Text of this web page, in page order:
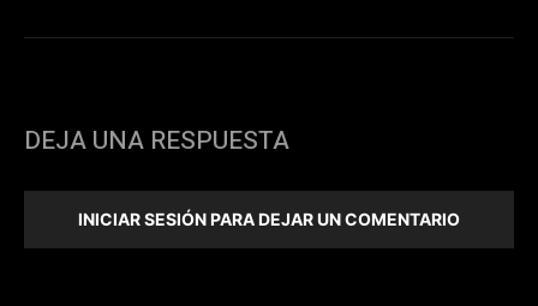
DEJA UNA RESPUESTA
INICIAR SESIÓN PARA DEJAR UN COMENTARIO